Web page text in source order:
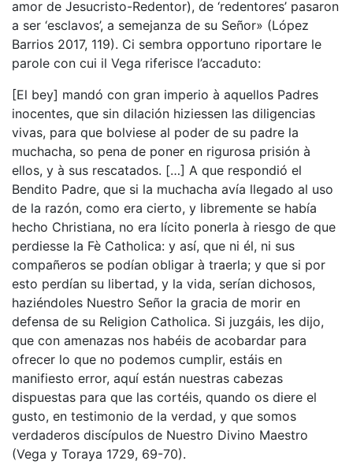
amor de Jesucristo-Redentor), de ‘redentores’ pasaron
a ser ‘esclavos’, a semejanza de su Señor» (López
Barrios 2017, 119). Ci sembra opportuno riportare le
parole con cui il Vega riferisce l’accaduto:
[El bey] mandó con gran imperio à aquellos Padres
inocentes, que sin dilación hiziessen las diligencias
vivas, para que bolviese al poder de su padre la
muchacha, so pena de poner en rigurosa prisión à
ellos, y à sus rescatados. […] A que respondió el
Bendito Padre, que si la muchacha avía llegado al uso
de la razón, como era cierto, y libremente se había
hecho Christiana, no era lícito ponerla à riesgo de que
perdiesse la Fè Catholica: y así, que ni él, ni sus
compañeros se podían obligar à traerla; y que si por
esto perdían su libertad, y la vida, serían dichosos,
haziéndoles Nuestro Señor la gracia de morir en
defensa de su Religion Catholica. Si juzgáis, les dijo,
que con amenazas nos habéis de acobardar para
ofrecer lo que no podemos cumplir, estáis en
manifiesto error, aquí están nuestras cabezas
dispuestas para que las cortéis, quando os diere el
gusto, en testimonio de la verdad, y que somos
verdaderos discípulos de Nuestro Divino Maestro
(Vega y Toraya 1729, 69-70).